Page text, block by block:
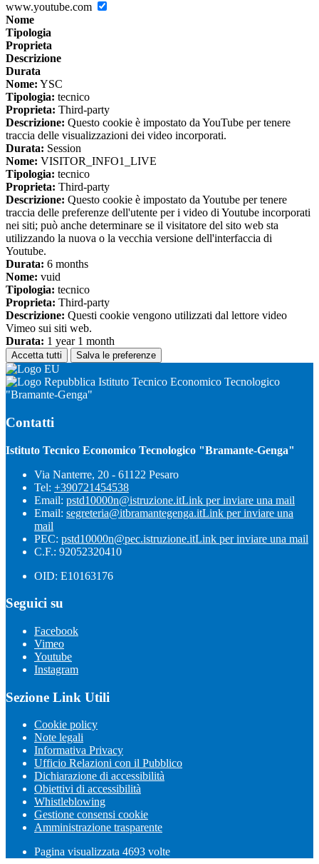
www.youtube.com
Nome
Tipologia
Proprieta
Descrizione
Durata
Nome: YSC
Tipologia: tecnico
Proprieta: Third-party
Descrizione: Questo cookie è impostato da YouTube per tenere
traccia delle visualizzazioni dei video incorporati.
Durata: Session
Nome: VISITOR_INFO1_LIVE
Tipologia: tecnico
Proprieta: Third-party
Descrizione: Questo cookie è impostato da Youtube per tenere
traccia delle preferenze dell'utente per i video di Youtube incorporati
nei siti; può anche determinare se il visitatore del sito web sta
utilizzando la nuova o la vecchia versione dell'interfaccia di
Youtube.
Durata: 6 months
Nome: vuid
Tipologia: tecnico
Proprieta: Third-party
Descrizione: Questi cookie vengono utilizzati dal lettore video
Vimeo sui siti web.
Durata: 1 year 1 month
Accetta tutti Salva le preferenze
Istituto Tecnico Economico Tecnologico
"Bramante-Genga"
Contatti
Istituto Tecnico Economico Tecnologico "Bramante-Genga"
Via Nanterre, 20 - 61122 Pesaro
Tel: +390721454538
Email: pstd10000n@istruzione.itLink per inviare una mail
Email: segreteria@itbramantegenga.itLink per inviare una
mail
PEC: pstd10000n@pec.istruzione.itLink per inviare una mail
C.F.: 92052320410
OID: E10163176
Seguici su
Facebook
Vimeo
Youtube
Instagram
Sezione Link Utili
Cookie policy
Note legali
Informativa Privacy
Ufficio Relazioni con il Pubblico
Dichiarazione di accessibilità
Obiettivi di accessibilità
Whistleblowing
Gestione consensi cookie
Amministrazione trasparente
Pagina visualizzata 4693 volte